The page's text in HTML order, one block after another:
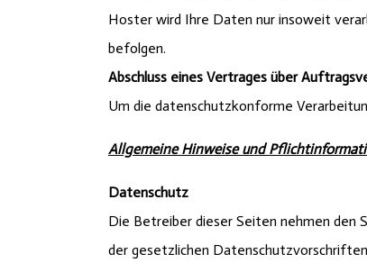
Hoster wird Ihre Daten nur insoweit
befolgen.
Abschluss eines Vertrages über
Um die datenschutzkonforme
Allgemeine Hinweise und
Datenschutz
Die Betreiber dieser Seiten nehmen den
der gesetzlichen